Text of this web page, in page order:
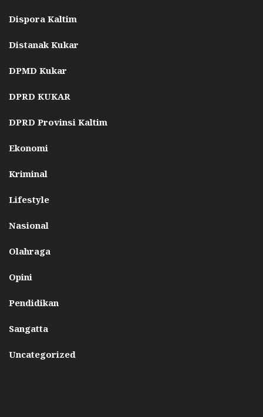
Dispora Kaltim
Distanak Kukar
DPMD Kukar
DPRD KUKAR
DPRD Provinsi Kaltim
Ekonomi
Kriminal
Lifestyle
Nasional
Olahraga
Opini
Pendidikan
Sangatta
Uncategorized